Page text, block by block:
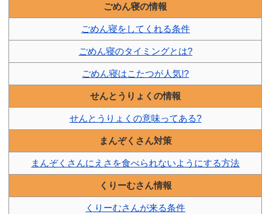
ごめん寝の情報
ごめん寝をしてくれる条件
ごめん寝のタイミングとは?
ごめん寝はこたつが人気!?
せんとうりょくの情報
せんとうりょくの意味ってある?
まんぞくさん対策
まんぞくさんにえさを食べられないようにする方法
くりーむさん情報
くりーむさんが来る条件